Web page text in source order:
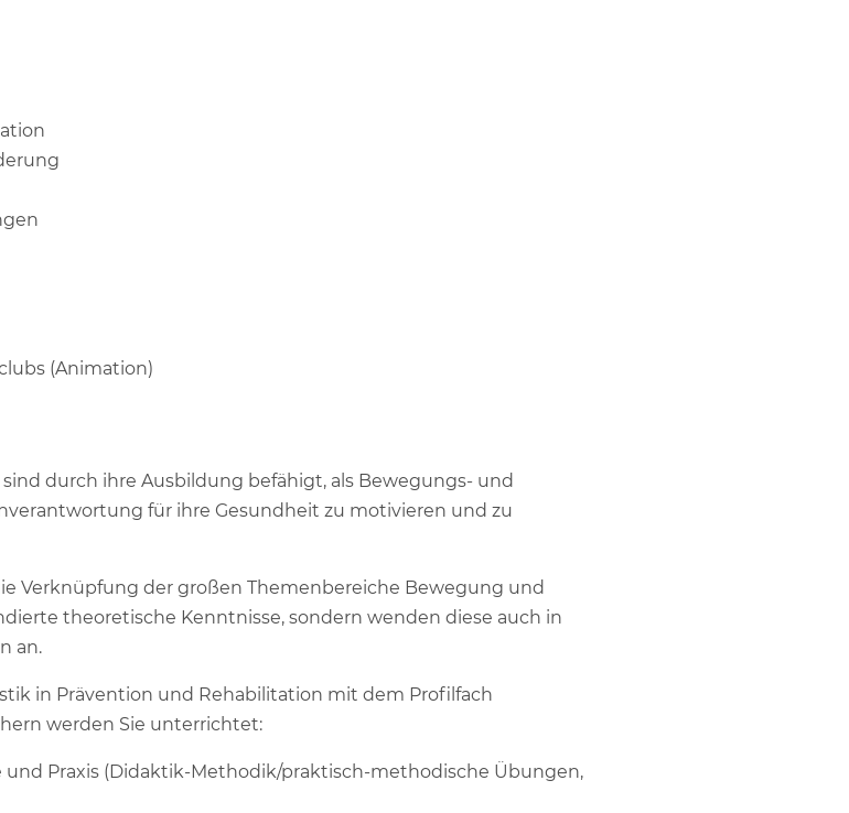
(Animation)
durch ihre Ausbildung befähigt, als Bewegungs- und
für ihre Gesundheit zu motivieren und zu
Verknüpfung der großen Themenbereiche Bewegung und
theoretische Kenntnisse, sondern wenden diese auch in
an.
in Prävention und Rehabilitation mit dem Profilfach
werden Sie unterrichtet:
und Praxis (Didaktik-Methodik/praktisch-methodische Übungen,